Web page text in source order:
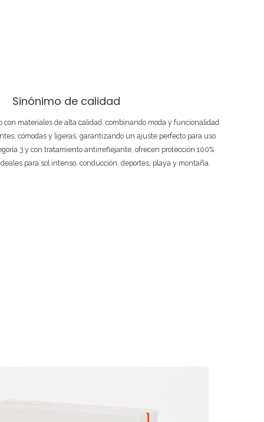
Sinónimo de calidad
con materiales de alta calidad, combinando moda y funcionalidad.
cómodas y ligeras, garantizando un ajuste perfecto para uso
3 y con tratamiento antirreflejante, ofrecen protección 100%
para sol intenso, conducción, deportes, playa y montaña.